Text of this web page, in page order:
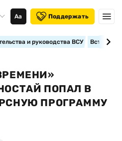
Аа Поддержать
и руководства ВСУ
ПОПАЛ В
ПРОГРАММУ